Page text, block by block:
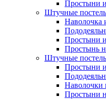
Простыни
Штучные
Наволочка
Простыни
Простынь
Штучные
Простыни
Наволочки
Простыни